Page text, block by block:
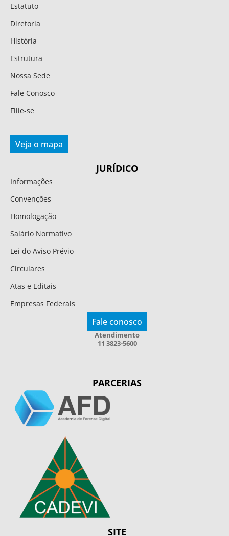
Estatuto
Diretoria
História
Estrutura
Nossa Sede
Fale Conosco
Filie-se
Veja o mapa
JURÍDICO
Informações
Convenções
Homologação
Salário Normativo
Lei do Aviso Prévio
Circulares
Atas e Editais
Empresas Federais
Fale conosco
Atendimento
11 3823-5600
PARCERIAS
SITE